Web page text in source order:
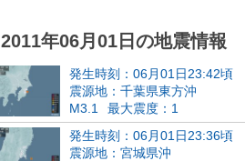
2011年06月01日の地震情報
発生時刻：06月01日23:42頃
震源地：千葉県東方沖
M3.1
最大震度：1
発生時刻：06月01日23:36頃
震源地：宮城県沖